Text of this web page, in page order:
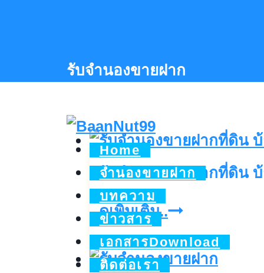
Home
จำนองขายฝาก
บทความ
ข่าวสาร
เอกสารDownload
ติดต่อเรา
รับจำนองขายฝาก
รับจำนองขายฝากที่ดิน
ดูเพิ่มเติม..รับ
จำนอง
ขาย